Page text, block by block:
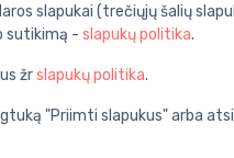
Specifikacija
Produkto kodas:
Barkodas:
slapukai (trečiųjų šalių
sutikimą - slapukų politika.
žrslapukų politika.
"Priimti slapukus" arba